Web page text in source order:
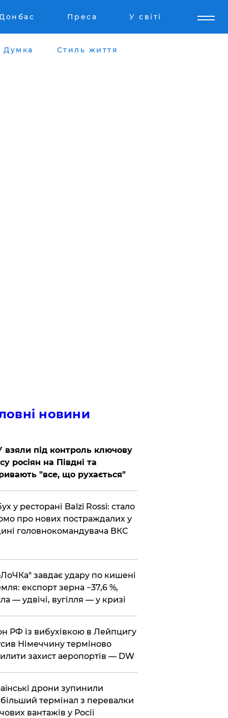
Преса У світі
Думка Стиль життя
новини
взяли під контроль ключову
росіян на Півдні та
"все, що рухається"
у ресторані Balzi Rossi: стало
про нових постраждалих у
головнокомандувача ВКС
завдає удару по кишені
експорт зерна −37,6 %,
— удвічі, вугілля — у кризі
РФ із вибухівкою в Лейпцигу
Німеччину терміново
захист аеропортів — DW
дрони зупинили
термінал з перевалки
вантажів у Росії